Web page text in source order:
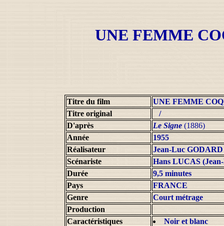
UNE FEMME
Titre du film
UNE FEMME
Titre original
/
D'après
Le Signe(1886)
Année
1955
Réalisateur
Jean-Luc GODARD
Scénariste
Hans LUCAS
Durée
9,5 minutes
Pays
FRANCE
Genre
Court métrage
Production
Caractéristiques
Noir et blanc